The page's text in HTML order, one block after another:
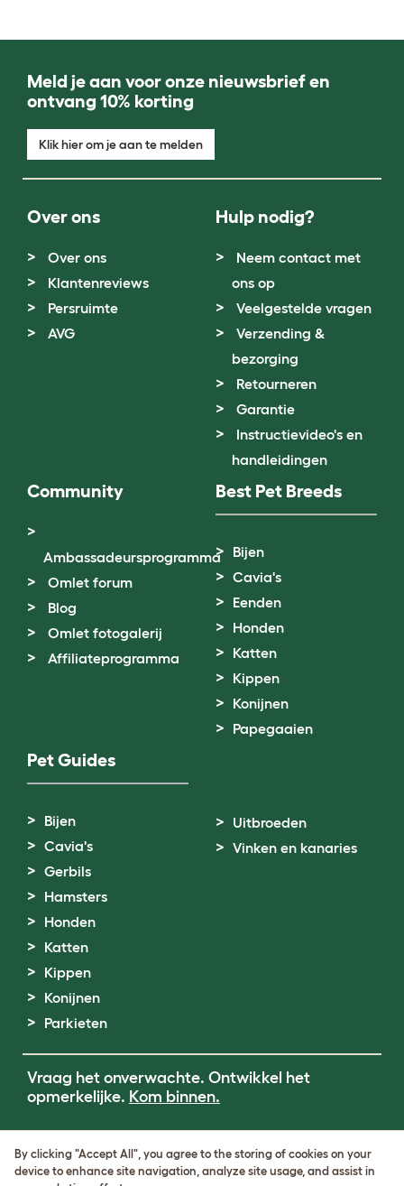
Meld je aan voor onze nieuwsbrief en
ontvang 10% korting
Klik hier om je aan te melden
Over ons
Over ons
Klantenreviews
Persruimte
AVG
Hulp nodig?
Neem contact met
ons op
Veelgestelde vragen
Verzending &
bezorging
Retourneren
Garantie
Instructievideo's en
handleidingen
Community
Ambassadeursprogramma
Omlet forum
Blog
Omlet fotogalerij
Affiliateprogramma
Best Pet Breeds
Bijen
Cavia's
Eenden
Honden
Katten
Kippen
Konijnen
Papegaaien
Pet Guides
Bijen
Cavia's
Gerbils
Hamsters
Honden
Katten
Kippen
Konijnen
Parkieten
Uitbroeden
Vinken en kanaries
Vraag het onverwachte. Ontwikkel het
opmerkelijke. Kom binnen.
Cookie & Privacy Policy
Cookie Settings
By clicking "Accept All", you agree to the storing of cookies on your
device to enhance site navigation, analyze site usage, and assist in